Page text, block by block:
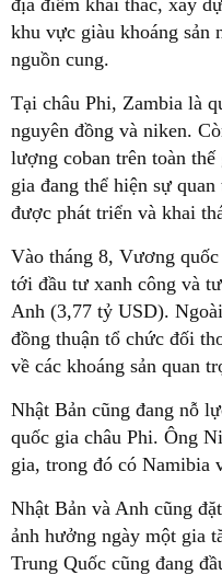
khu vực giàu khoáng sản
nguồn cung.
Tại châu Phi, Zambia là
nguyên đồng và niken.
lượng coban trên toàn
gia đang thể hiện sự
được phát triển và khai
Vào tháng 8, Vương
tới đầu tư xanh công và
Anh (3,77 tỷ USD).
đồng thuận tổ chức đối
về các khoáng sản quan
Nhật Bản cũng đang nỗ
quốc gia châu Phi. Ông
gia, trong đó có Namibia
Nhật Bản và Anh cũng
ảnh hưởng ngày một gia
Trung Quốc cũng đang